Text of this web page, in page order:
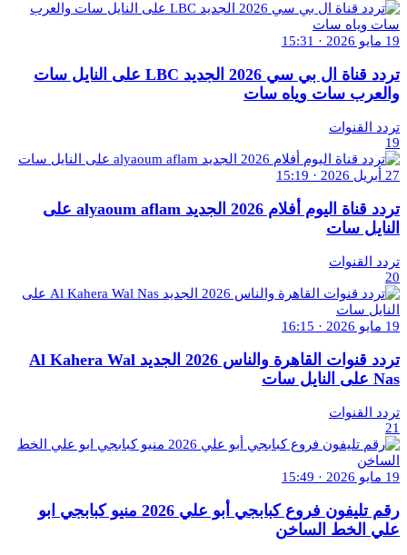
19 مايو 2026 · 15:31
تردد قناة ال بي سي 2026 الجديد LBC على النايل سات
والعرب سات وياه سات
تردد القنوات
19
27 أبريل 2026 · 15:19
تردد قناة اليوم أفلام 2026 الجديد alyaoum aflam على
النايل سات
تردد القنوات
20
19 مايو 2026 · 16:15
تردد قنوات القاهرة والناس 2026 الجديد Al Kahera Wal
Nas على النايل سات
تردد القنوات
21
19 مايو 2026 · 15:49
رقم تليفون فروع كبابجي أبو علي 2026 منيو كبابجي ابو
علي الخط الساخن